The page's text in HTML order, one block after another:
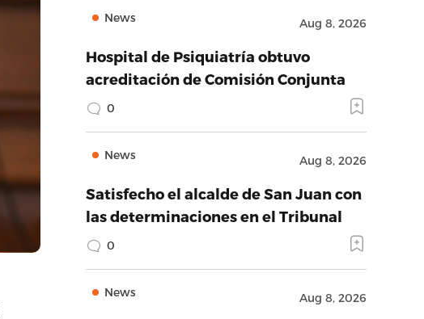
News Aug 8, 2026
Hospital de Psiquiatría obtuvo
acreditación de Comisión Conjunta
0
News Aug 8, 2026
Satisfecho el alcalde de San Juan con
las determinaciones en el Tribunal
0
News Aug 8, 2026